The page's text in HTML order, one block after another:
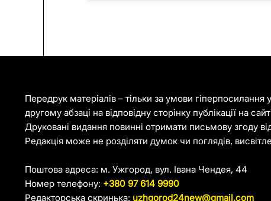
Передрук матеріалів – тільки за умови
другому абзаці на відповідну сторінку публікації на
Друковані видання повинні отримати письмову згоду
Редакція може не розділяти думок чи поглядів,
Поштова адреса: м. Ужгород, вул. Івана Чендея, 44
Номер телефону: +380 97 614 9990
Редакторська скринька: uzhgorod24new@gmail.com